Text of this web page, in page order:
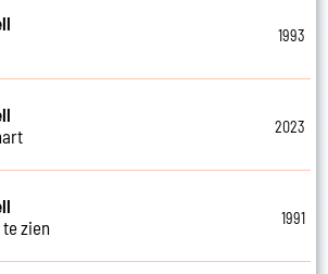
1993
2023
te zien
1991